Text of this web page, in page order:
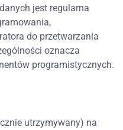
jest regularna
do przetwarzania
oznacza
programistycznych.
utrzymywany) na